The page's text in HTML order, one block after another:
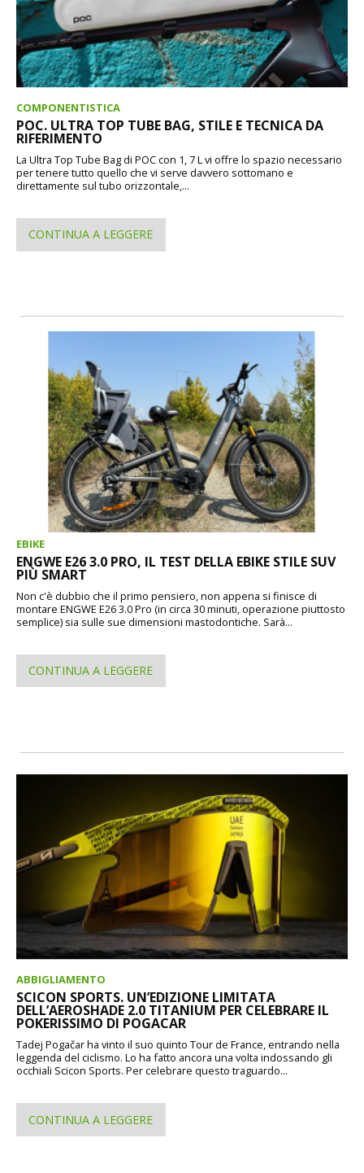
COMPONENTISTICA
POC. ULTRA TOP TUBE BAG, STILE E TECNICA DA
RIFERIMENTO
La Ultra Top Tube Bag di POC con 1, 7 L vi offre lo spazio necessario
per tenere tutto quello che vi serve davvero sottomano e
direttamente sul tubo orizzontale,...
CONTINUA A LEGGERE
EBIKE
ENGWE E26 3.0 PRO, IL TEST DELLA EBIKE STILE SUV
PIÙ SMART
Non c'è dubbio che il primo pensiero, non appena si finisce di
montare ENGWE E26 3.0 Pro (in circa 30 minuti, operazione piuttosto
semplice) sia sulle sue dimensioni mastodontiche. Sarà...
CONTINUA A LEGGERE
ABBIGLIAMENTO
SCICON SPORTS. UN’EDIZIONE LIMITATA
DELL’AEROSHADE 2.0 TITANIUM PER CELEBRARE IL
POKERISSIMO DI POGACAR
Tadej Pogačar ha vinto il suo quinto Tour de France, entrando nella
leggenda del ciclismo. Lo ha fatto ancora una volta indossando gli
occhiali Scicon Sports. Per celebrare questo traguardo...
CONTINUA A LEGGERE